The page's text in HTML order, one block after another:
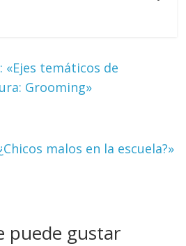
«Ejes temáticos de
Grooming»
malos en la escuela?»
puede gustar